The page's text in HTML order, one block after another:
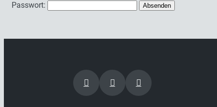
Passwort: